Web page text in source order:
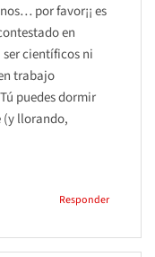
por favor¡¡ es
en
científicos ni
trabajo
puedes dormir
(y llorando,
Responder